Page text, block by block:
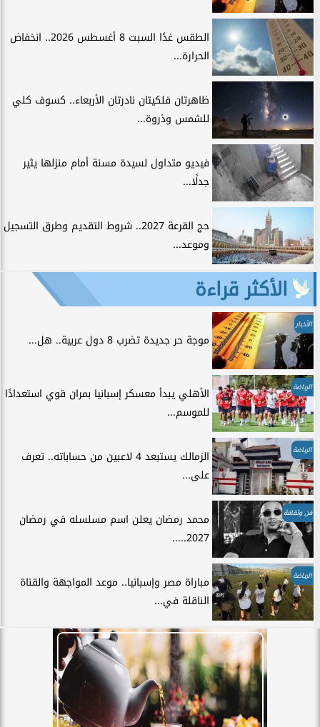
الطقس غدًا السبت 8 أغسطس 2026.. انخفاض
الحرارة...
ظاهرتان فلكيتان نادرتان الأربعاء.. كسوف كلي
للشمس وذروة...
فيديو متداول لسيدة مسنة أمام منزلها يثير
جدلًا...
حج القرعة 2027.. شروط التقديم وطرق التسجيل
وموعد...
الأكثر قراءة
الأخبار
موجة حر جديدة تضرب 8 دول عربية.. هل...
الرياضة
الأهلي يبدأ معسكر إسبانيا بمران قوي استعدادًا
للموسم...
الرياضة
الزمالك يستبعد 4 لاعبين من حساباته.. تعرف
على...
فن وثقافة
محمد رمضان يعلن اسم مسلسله في رمضان
2027.....
الرياضة
مباراة مصر وإسبانيا.. موعد المواجهة والقناة
الناقلة في...